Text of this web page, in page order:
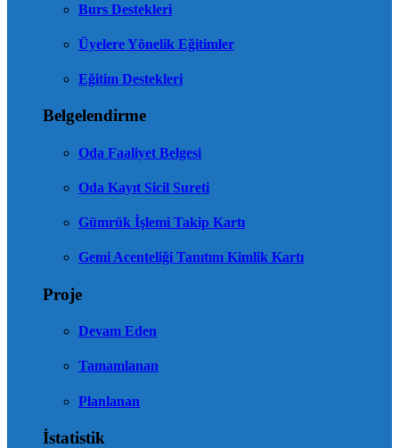
Burs Destekleri
Üyelere Yönelik Eğitimler
Eğitim Destekleri
Belgelendirme
Oda Faaliyet Belgesi
Oda Kayıt Sicil Sureti
Gümrük İşlemi Takip Kartı
Gemi Acenteliği Tanıtım Kimlik Kartı
Proje
Devam Eden
Tamamlanan
Planlanan
İstatistik